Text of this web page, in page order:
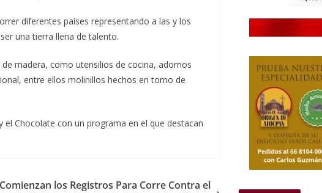
diferentes países representando a las y los
una tierra llena de talento.
madera, como utensilios de cocina, adornos
entre ellos molinillos hechos en torno de
Chocolate con un programa en el que destacan
Comienzan los Registros Para Corre Contra el